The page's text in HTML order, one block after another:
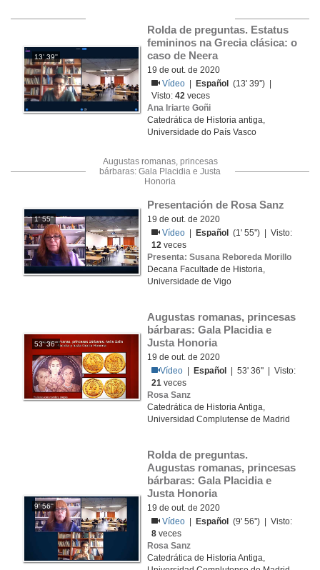
13' 39''
Rolda de preguntas. Estatus
femininos na Grecia clásica: o
caso de Neera
19 de out. de 2020
Vídeo
Español
(13' 39'') |
Visto:42 veces
Ana Iriarte Goñi
Catedrática de Historia antiga,
Universidade do País Vasco
Augustas romanas, princesas
bárbaras: Gala Placidia e Justa
Honoria
1' 55''
Presentación de Rosa Sanz
19 de out. de 2020
Vídeo
Español
(1' 55'') | Visto:
12 veces
Presenta: Susana Reboreda Morillo
Decana Facultade de Historia,
Universidade de Vigo
53' 36''
Augustas romanas, princesas
bárbaras: Gala Placidia e
Justa Honoria
19 de out. de 2020
Vídeo
Español
| 53' 36'' | Visto:
21 veces
Rosa Sanz
Catedrática de Historia Antiga,
Universidad Complutense de Madrid
9' 56''
Rolda de preguntas.
Augustas romanas, princesas
bárbaras: Gala Placidia e
Justa Honoria
19 de out. de 2020
Vídeo
Español
(9' 56'') | Visto:
8 veces
Rosa Sanz
Catedrática de Historia Antiga,